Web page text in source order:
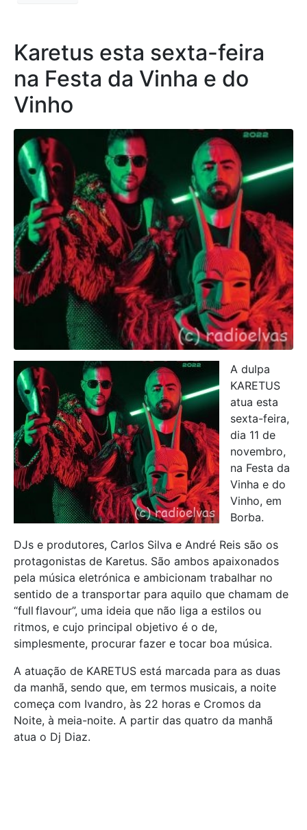
Karetus esta sexta-feira
na Festa da Vinha e do
Vinho
A dulpa
KARETUS
atua esta
sexta-feira,
dia 11 de
novembro,
na Festa da
Vinha e do
Vinho, em
Borba.
DJs e produtores, Carlos Silva e André Reis são os
protagonistas de Karetus. São ambos apaixonados
pela música eletrónica e ambicionam trabalhar no
sentido de a transportar para aquilo que chamam de
“full flavour”, uma ideia que não liga a estilos ou
ritmos, e cujo principal objetivo é o de,
simplesmente, procurar fazer e tocar boa música.
A atuação de KARETUS está marcada para as duas
da manhã, sendo que, em termos musicais, a noite
começa com Ivandro, às 22 horas e Cromos da
Noite, à meia-noite. A partir das quatro da manhã
atua o Dj Diaz.